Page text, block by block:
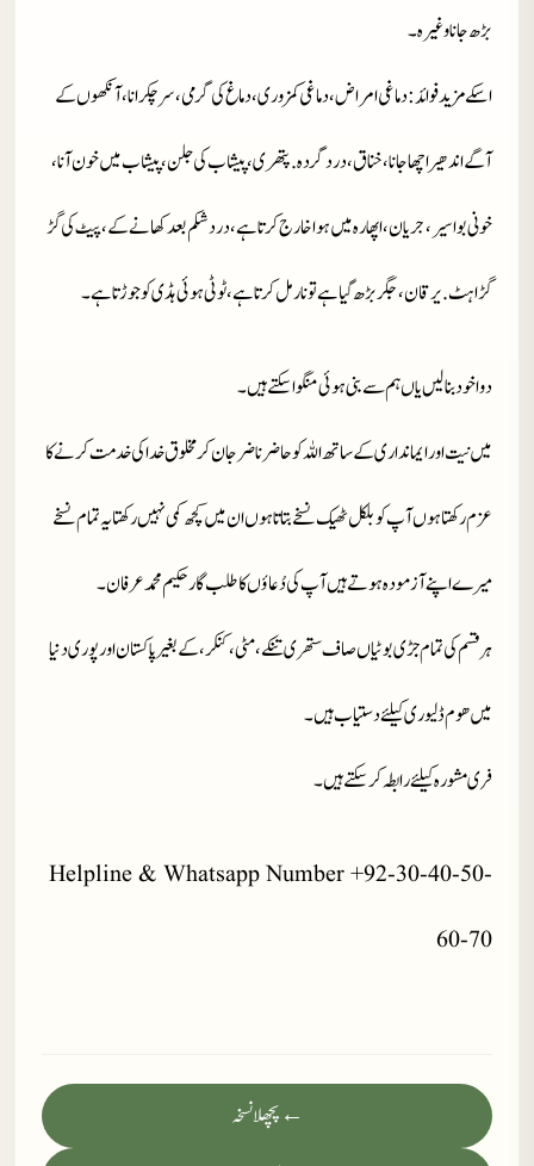
بڑھ جانا وغیرہ۔
اسکے مزید فوائد: دماغی امراض، دماغی کمزوری، دماغ کی گرمی، سر چکرانا، آنکھوں کے
آگے اندھیرا چھا جانا، خناق، درد گردہ. پتھری، پیشاب کی جلن، پیشاب میں خون آنا،
خونی بواسیر، جریان، اپھارہ میں ہوا خارج کرتا ہے، درد شکم بعد کھانے کے، پیٹ کی گڑ
گڑاہٹ. یرقان، جگر بڑھ گیا ہے تو نارمل کرتا ہے، ٹوٹی ہوئی ہڈی کو جوڑتا ہے۔
دوا خود بنا لیں یاں ہم سے بنی ہوئی منگوا سکتے ہیں۔
میں نیت اور ایمانداری کے ساتھ اللہ کو حاضر ناضر جان کر مخلوق خدا کی خدمت کرنے کا
عزم رکھتا ہوں آپ کو بلکل ٹھیک نسخے بتاتا ہوں ان میں کچھ کمی نہیں رکھتا یہ تمام نسخے
میرے اپنے آزمودہ ہوتے ہیں آپ کی دُعاؤں کا طلب گار حکیم محمد عرفان۔
ہر قسم کی تمام جڑی بوٹیاں صاف ستھری تنکے، مٹی، کنکر، کے بغیر پاکستان اور پوری دنیا
میں ھوم ڈلیوری کیلئے دستیاب ہیں۔
فری مشورہ کیلئے رابطہ کر سکتے ہیں۔
Helpline & Whatsapp Number +92-30-40-50-
60-70
← پچھلا نسخہ